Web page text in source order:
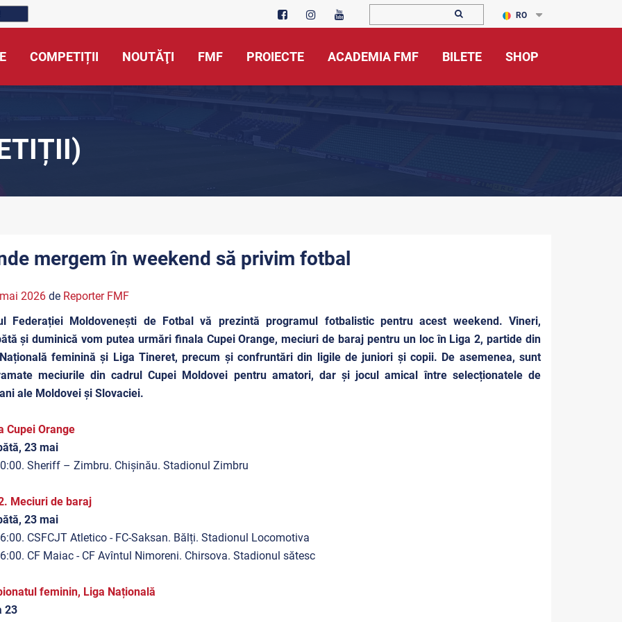
RO
COMPETIȚII NOUTĂŢI FMF PROIECTE ACADEMIA FMF BILETE SHOP
mergem în weekend să privim fotbal
2026de Reporter FMF
Federației Moldovenești de Fotbal vă prezintă programul fotbalistic pentru acest weekend. Vineri,
și duminică vom putea urmări finala Cupei Orange, meciuri de baraj pentru un loc în Liga 2, partide din
feminină și Liga Tineret, precum și confruntări din ligile de juniori și copii. De asemenea, sunt
meciurile din cadrul Cupei Moldovei pentru amatori, dar și jocul amical între selecționatele de
ale Moldovei și Slovaciei.
Cupei Orange
23 mai
Sheriff – Zimbru. Chișinău. Stadionul Zimbru
Meciuri de baraj
23 mai
CSFCJT Atletico - FC-Saksan. Bălți. Stadionul Locomotiva
CF Maiac - CF Avîntul Nimoreni. Chirsova. Stadionul sătesc
feminin, Liga Națională
23